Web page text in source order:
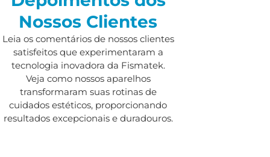
Nossos Clientes
Leia os comentários de nossos clientes
satisfeitos que experimentaram a
tecnologia inovadora da Fismatek.
Veja como nossos aparelhos
transformaram suas rotinas de
cuidados estéticos, proporcionando
resultados excepcionais e duradouros.